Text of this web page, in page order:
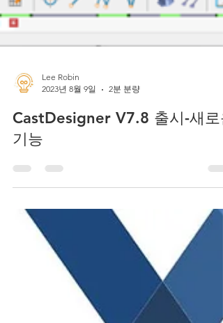
Lee Robin
2023년 8월 9일
CastDesigner V7.8 출시-새로
기능